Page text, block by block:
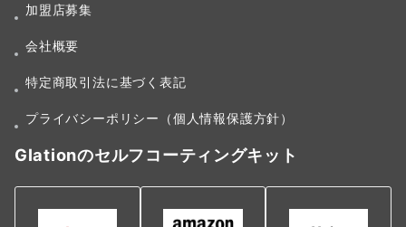
加盟店募集
会社概要
特定商取引法に基づく表記
プライバシーポリシー（個人情報保護方針）
Glationのセルフコーティングキット